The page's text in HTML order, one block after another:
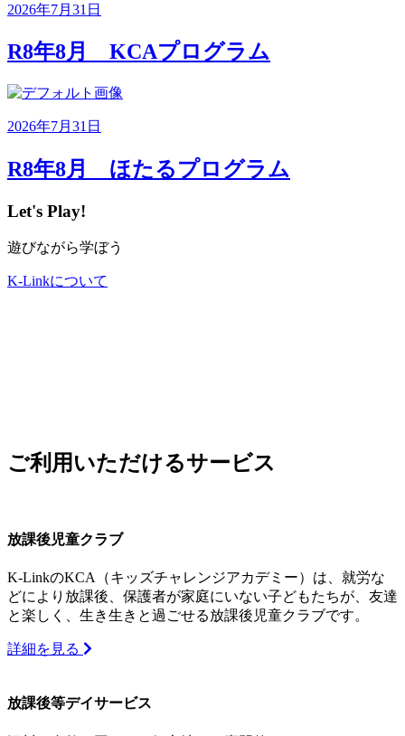
2026年7月31日
R8年8月 KCAプログラム
2026年7月31日
R8年8月 ほたるプログラム
Let's Play!
遊びながら学ぼう
K-Linkについて
ご利用いただけるサービス
放課後児童クラブ
K-LinkのKCA（キッズチャレンジアカデミー）は、就労な
どにより放課後、保護者が家庭にいない子どもたちが、友達
と楽しく、生き生きと過ごせる放課後児童クラブです。
詳細を見る
放課後等デイサービス